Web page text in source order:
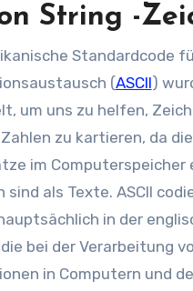
String -
Standardcode
(ASCII)
um uns zu helfen,
zu kartieren, da die
im Computerspeicher
sind als Texte. ASCII
in der
bei der Verarbeitung
in Computern und